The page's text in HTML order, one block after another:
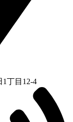
1丁⽬12-4